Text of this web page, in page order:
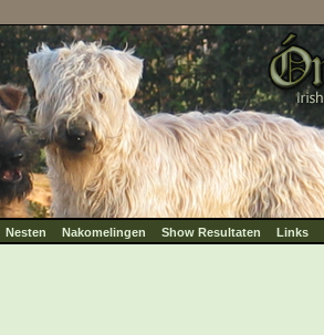
Nesten Nakomelingen Show Resultaten Links